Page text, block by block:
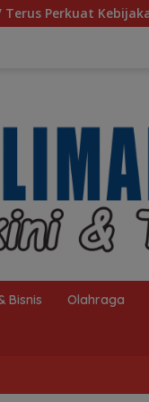
Rakyat
Bisnis Olahraga